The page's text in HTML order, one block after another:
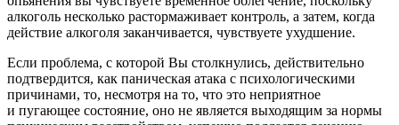
алкоголь несколько растормаживает контроль, а затем, когда
действие алкоголя заканчивается, чувствуете ухудшение.
Если проблема, с которой Вы столкнулись, действительно
подтвердится, как паническая атака с психологическими
причинами, то, несмотря на то, что это неприятное
и пугающее состояние, оно не является выходящим за нормы